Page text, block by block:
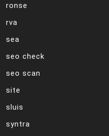
ronse
rva
sea
seo check
seo scan
site
sluis
syntra